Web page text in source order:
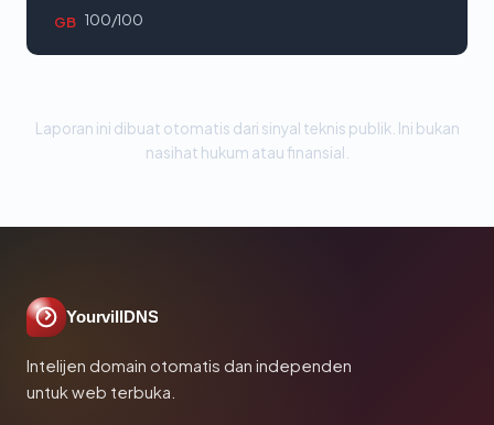
GB 100/100
Laporan ini dibuat otomatis dari sinyal teknis publik. Ini bukan
nasihat hukum atau finansial.
YourvillDNS
Intelijen domain otomatis dan independen
untuk web terbuka.